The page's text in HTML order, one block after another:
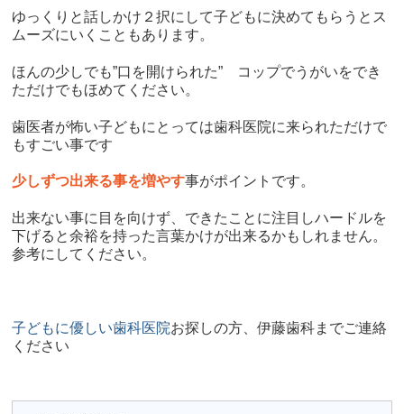
ゆっくりと話しかけ２択にして子どもに決めてもらうとス
ムーズにいくこともあります。
ほんの少しでも”口を開けられた” コップでうがいをでき
ただけでもほめてください。
歯医者が怖い子どもにとっては歯科医院に来られただけで
もすごい事です
少しずつ出来る事を増やす事がポイントです。
出来ない事に目を向けず、できたことに注目しハードルを
下げると余裕を持った言葉かけが出来るかもしれません。
参考にしてください。
子どもに優しい歯科医院お探しの方、伊藤歯科までご連絡
ください